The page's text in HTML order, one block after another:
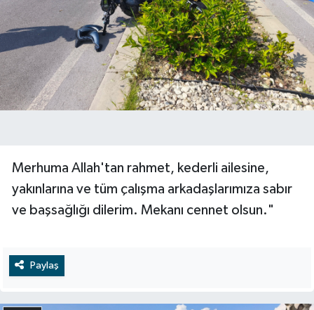
Merhuma Allah'tan rahmet, kederli ailesine,
yakınlarına ve tüm çalışma arkadaşlarımıza sabır
ve başsağlığı dilerim. Mekanı cennet olsun."
Paylaş